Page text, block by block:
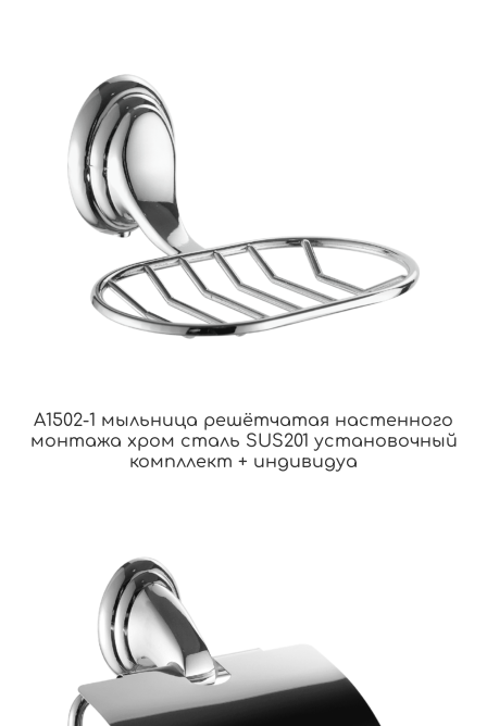
A1502-1 мыльница решётчатая настенного
монтажа хром сталь SUS201 установочный
компллект + индивидуа